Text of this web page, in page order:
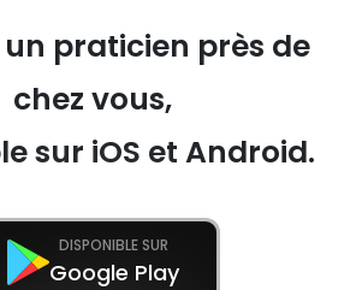
praticien près de
chez vous,
sur iOS et Android.
DISPONIBLE SUR
Google Play